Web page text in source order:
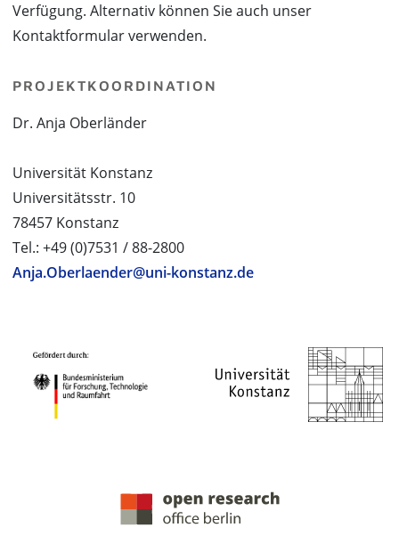
Verfügung. Alternativ können Sie auch unser
Kontaktformular verwenden.
PROJEKTKOORDINATION
Dr. Anja Oberländer
Universität Konstanz
Universitätsstr. 10
78457 Konstanz
Tel.: +49 (0)7531 / 88-2800
Anja.Oberlaender@uni-konstanz.de